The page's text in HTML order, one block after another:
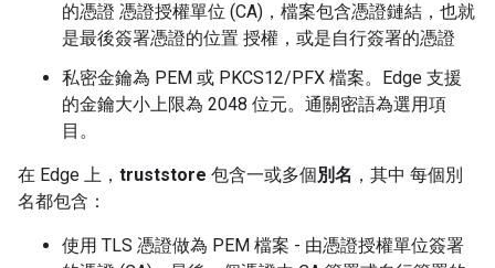
的憑證 憑證授權單位 (CA)，檔案包含憑證鏈結，也就
是最後簽署憑證的位置 授權，或是自行簽署的憑證
私密金鑰為 PEM 或 PKCS12/PFX 檔案。Edge 支援
的金鑰大小上限為 2048 位元。通關密語為選用項
目。
在 Edge 上， truststore 包含一或多個別名 ，其中 每個別
名都包含：
使用 TLS 憑證做為 PEM 檔案 - 由憑證授權單位簽署